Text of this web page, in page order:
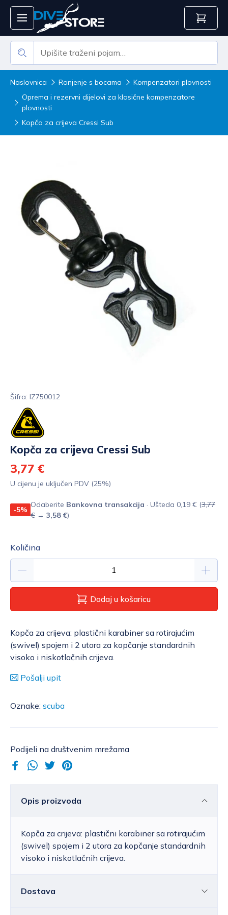
Naslovnica Ronjenje s bocama
Kompenzatori plovnosti
Oprema i rezervni dijelovi za klasične kompenzatore
plovnosti
Kopča za crijeva Cressi Sub
Šifra: IZ750012
Kopča za crijeva Cressi Sub
3,77 €
U cijenu je uključen PDV (25%)
-5%
Odaberite Bankovna transakcija · Ušteda 0,19 € (3,77
€ → 3,58 €)
Količina
Dodaj u košaricu
Kopča za crijeva: plastični karabiner sa rotirajućim
(swivel) spojem i 2 utora za kopčanje standardnih
visoko i niskotlačnih crijeva.
Pošalji upit
Oznake: scuba
Podijeli na društvenim mrežama
Opis proizvoda
Kopča za crijeva: plastični karabiner sa rotirajućim
(swivel) spojem i 2 utora za kopčanje standardnih
visoko i niskotlačnih crijeva.
Dostava